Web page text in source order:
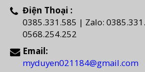
Điện Thoại :
0385.331.585 | Zalo:
0568.254.252
Email:
myduyen021184@gmail.com